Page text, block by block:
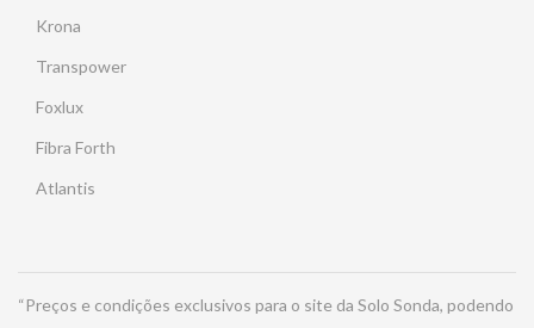
Krona
Transpower
Foxlux
Fibra Forth
Atlantis
“Preços e condições exclusivos para o site da Solo Sonda, podendo